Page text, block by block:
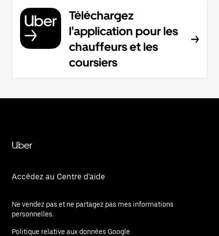
Téléchargez
l'application pour les
chauffeurs et les
coursiers
Uber
Accédez au Centre d'aide
Ne vendez pas et ne partagez pas mes informations
personnelles.
Politique relative aux données Google